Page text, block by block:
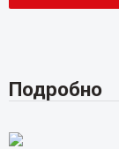
Подробно